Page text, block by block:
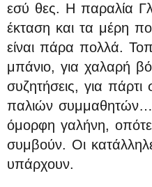
εσύ θες. Η παραλία
έκταση και τα μέρη
είναι πάρα πολλά.
μπάνιο, για χαλαρή
συζητήσεις, για
παλιών συμμαθητών…
όμορφη γαλήνη,
συμβούν. Οι
υπάρχουν.